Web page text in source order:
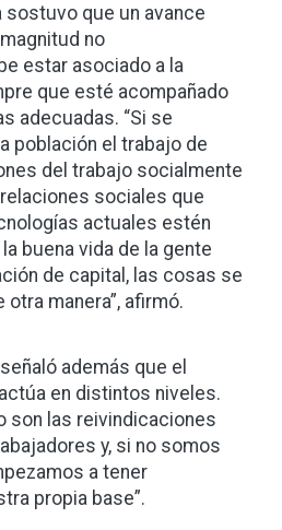
sostuvo que un avance
no
estar asociado a la
que esté acompañado
adecuadas. “Si se
población el trabajo de
del trabajo socialmente
sociales que
actuales estén
buena vida de la gente
de capital, las cosas se
manera”, afirmó.
además que el
en distintos niveles.
son las reivindicaciones
y, si no somos
a tener
propia base”.